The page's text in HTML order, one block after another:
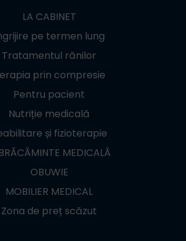
LA CABINET
pe termen lung
Tratamentul rănilor
prin compresie
Pentru pacient
Nutriție medicală
și fizioterapie
MEDICALĂ
OBUWIE
MOBILIER MEDICAL
Zona de preț scăzut